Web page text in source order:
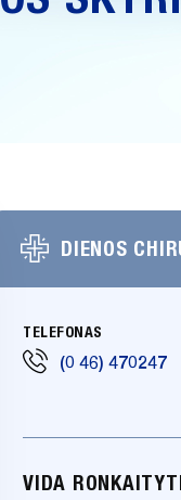
DIENOS
TELEFONAS
(0 46) 470247
VIDA